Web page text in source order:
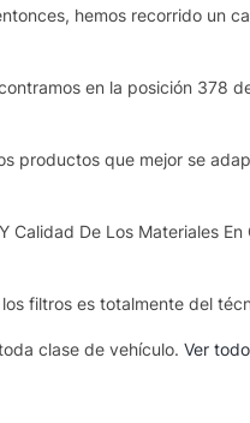
hemos recorrido un
en la posición 378
productos que mejor se
De Los Materiales
filtros es totalmente del
clase de vehículo. Ver